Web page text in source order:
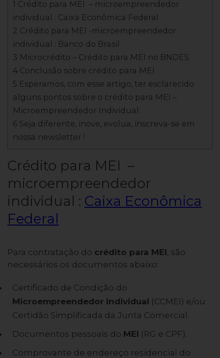
1 Crédito para MEI – microempreendedor
individual : Caixa Econômica Federal
2 Crédito para MEI -microempreendedor
individual : Banco do Brasil
3 Microcrédito – Crédito para MEI no BNDES
4 Conclusão sobre crédito para MEI
5 Esperamos, com esse artigo, ter esclarecido
alguns pontos sobre o crédito para MEI –
Microempreendedor Individual.
6 Seja diferente, inove, evolua, inscreva-se em
nossa newsletter !
Crédito para MEI –
microempreendedor
individual : Caixa Econômica
Federal
Para contratação do crédito para MEI , são
necessários os documentos abaixo:
Certificado de Condição do
Microempreendedor Individual (CCMEI) e/ou
Certidão Simplificada da Junta Comercial.
Documentos pessoais do MEI (RG e CPF).
Comprovante de endereço residencial do